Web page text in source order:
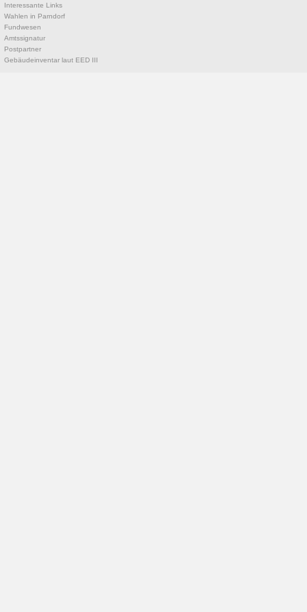
Interessante Links
Wahlen in Parndorf
Fundwesen
Amtssignatur
Postpartner
Gebäudeinventar laut EED III